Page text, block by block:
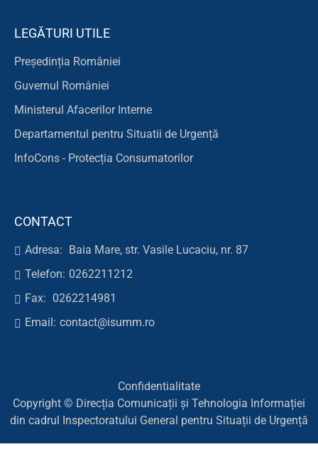
LEGĂTURI UTILE
Președinția României
Guvernul României
Ministerul Afacerilor Interne
Departamentul pentru Situatii de Urgență
InfoCons - Protecția Consumatorilor
CONTACT
Adresa:
Baia Mare, str. Vasile Lucaciu, nr. 87
Telefon: 0262211212
Fax: 0262214981
Email: contact@isumm.ro
Confidentialitate
Copyright © Direcția Comunicații și Tehnologia Informației
din cadrul Inspectoratului General pentru Situații de Urgență